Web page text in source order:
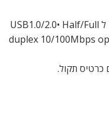
זיהוי מהירות אוטומטי (10 או 100) תואם ל USB1.0/2.0• Half/Full
duplex 10/100Mbps
כרטיס תקול.